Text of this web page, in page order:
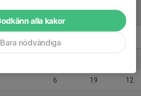
M
6 19 12
alla kakor
Bara nödvändiga